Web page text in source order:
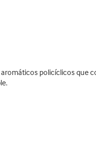
policíclicos que